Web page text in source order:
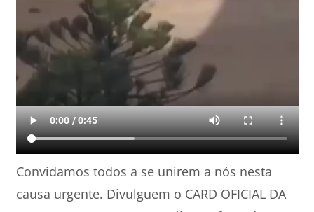
Convidamos todos a se unirem a nós nesta
causa urgente. Divulguem o CARD OFICIAL DA